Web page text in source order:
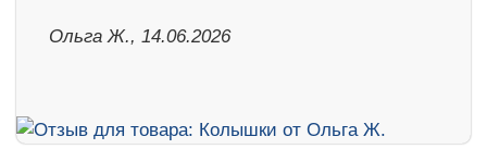
Ольга Ж., 14.06.2026